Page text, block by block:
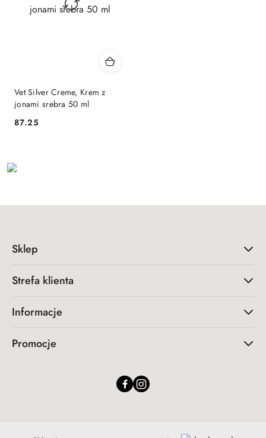
Vet Silver Creme, Krem z
jonami srebra 50 ml
Cena:
87.25
Sklep
Strefa klienta
Informacje
Promocje